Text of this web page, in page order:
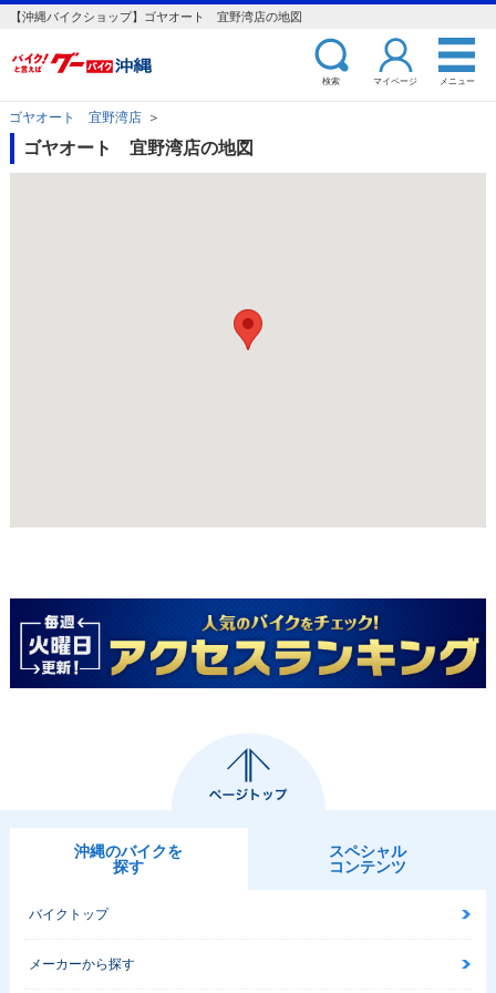
【沖縄バイクショップ】ゴヤオート 宜野湾店の地図
検索 マイページ メニュー
ゴヤオート 宜野湾店 ＞
ゴヤオート 宜野湾店の地図
沖縄のバイクを
探す
スペシャル
コンテンツ
バイクトップ
メーカーから探す